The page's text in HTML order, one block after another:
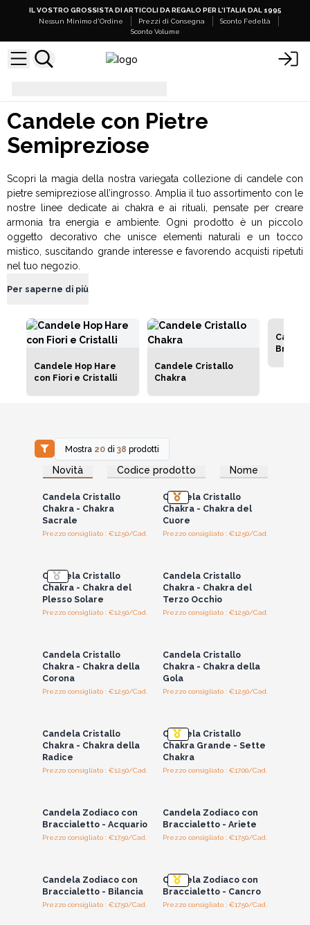
IL VOSTRO GROSSISTA DI ARTICOLI DA REGALO PER L'ITALIA DAL 1995
Nessun Minimo d'Ordine
Prezzi di Consegna
Sconto Fedeltà
Sconto Volume
Candele con Pietre
Semipreziose
Scopri la magia della nostra variegata collezione di candele con
pietre semipreziose all’ingrosso. Amplia il tuo assortimento con le
nostre linee dedicate ai chakra e ai rituali, pensate per creare
armonia tra energia e ambiente. Ogni prodotto è un piccolo
oggetto decorativo che unisce elementi naturali e un tocco
mistico, suscitando grande interesse e favorendo acquisti ripetuti
nel tuo negozio.
Per saperne di più
Candele Hop Hare
con Fiori e Cristalli
Candele Cristallo
Chakra
Mostra 20 di38 prodotti
Novità Codice prodotto Nome
Accedi per vedere
i prezzi all'ingrosso
Candela Cristallo
Chakra - Chakra
Sacrale
Prezzo consigliato : €12.50/Cad.
Accedi per vedere
i prezzi all'ingrosso
Candela Cristallo
Chakra - Chakra del
Cuore
Prezzo consigliato : €12.50/Cad.
Candela Cristallo
Chakra - Chakra del
Plesso Solare
Prezzo consigliato : €12.50/Cad.
Candela Cristallo
Chakra - Chakra del
Terzo Occhio
Prezzo consigliato : €12.50/Cad.
Candela Cristallo
Chakra - Chakra della
Corona
Prezzo consigliato : €12.50/Cad.
Candela Cristallo
Chakra - Chakra della
Gola
Prezzo consigliato : €12.50/Cad.
Candela Cristallo
Chakra - Chakra della
Radice
Prezzo consigliato : €12.50/Cad.
Candela Cristallo
Chakra Grande - Sette
Chakra
Prezzo consigliato : €17.00/Cad.
Candela Zodiaco con
Braccialetto - Acquario
Prezzo consigliato : €17.50/Cad.
Candela Zodiaco con
Braccialetto - Ariete
Prezzo consigliato : €17.50/Cad.
Candela Zodiaco con
Braccialetto - Bilancia
Prezzo consigliato : €17.50/Cad.
Candela Zodiaco con
Braccialetto - Cancro
Prezzo consigliato : €17.50/Cad.